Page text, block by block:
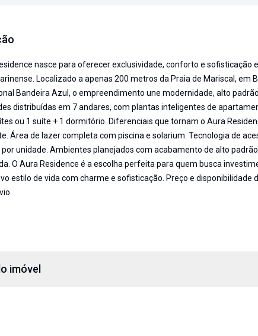
nasce para oferecer exclusividade, conforto e sofisticação
Localizado a apenas 200 metros da Praia de Mariscal, em
Bandeira Azul, o empreendimento une modernidade, alto
distribuídas em 7 andares, com plantas inteligentes de
ou 1 suíte + 1 dormitório. Diferenciais que tornam o Aura
Área de lazer completa com piscina e solarium. Tecnologia de
unidade. Ambientes planejados com acabamento de alto
O Aura Residence é a escolha perfeita para quem busca
estilo de vida com charme e sofisticação. Preço e disponibilidade
imóvel